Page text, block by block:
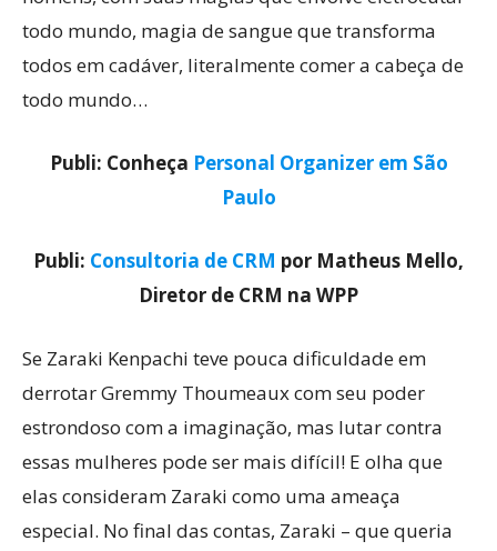
todo mundo, magia de sangue que transforma
todos em cadáver, literalmente comer a cabeça de
todo mundo…
Publi: Conheça Personal Organizer em São
Paulo
Publi: Consultoria de CRM por Matheus Mello,
Diretor de CRM na WPP
Se Zaraki Kenpachi teve pouca dificuldade em
derrotar Gremmy Thoumeaux com seu poder
estrondoso com a imaginação, mas lutar contra
essas mulheres pode ser mais difícil! E olha que
elas consideram Zaraki como uma ameaça
especial. No final das contas, Zaraki – que queria